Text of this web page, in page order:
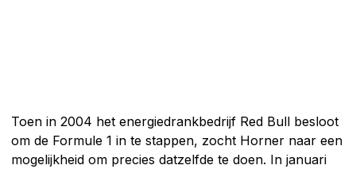
Toen in 2004 het energiedrankbedrijf Red Bull besloot
om de Formule 1 in te stappen, zocht Horner naar een
mogelijkheid om precies datzelfde te doen. In januari